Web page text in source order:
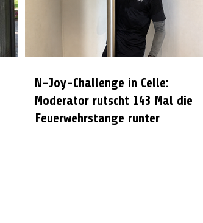
N-Joy-Challenge in Celle:
Moderator rutscht 143 Mal die
Feuerwehrstange runter